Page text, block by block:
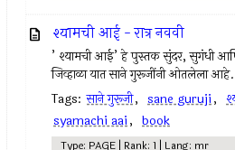
श्यामची आई - रात्र नववी
’ श्यामची आई’ हे पुस्तक सुंदर, सुगंधी
जिव्हाळा यात साने गुरूजींनी ओतलेला आहे.
Tags: साने गुरूजी, sane guruji,
syamachi aai, book
Type: PAGE | Rank: 1 | Lang: mr